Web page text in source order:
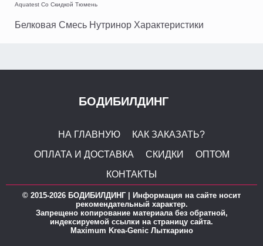
Aquatest Со Скидкой Тюмень
Белковая Смесь Нутринор Характеристики
БОДИБИЛДИНГ
НА ГЛАВНУЮ
КАК ЗАКАЗАТЬ?
ОПЛАТА И ДОСТАВКА
СКИДКИ
ОПТОМ
КОНТАКТЫ
© 2015-2026 БОДИБИЛДИНГ | Информация на сайте носит
рекомендательный характер.
Запрещено копирование материала без обратной,
индексируемой ссылки на страницу сайта.
Maximum Krea-Genic Лыткарино